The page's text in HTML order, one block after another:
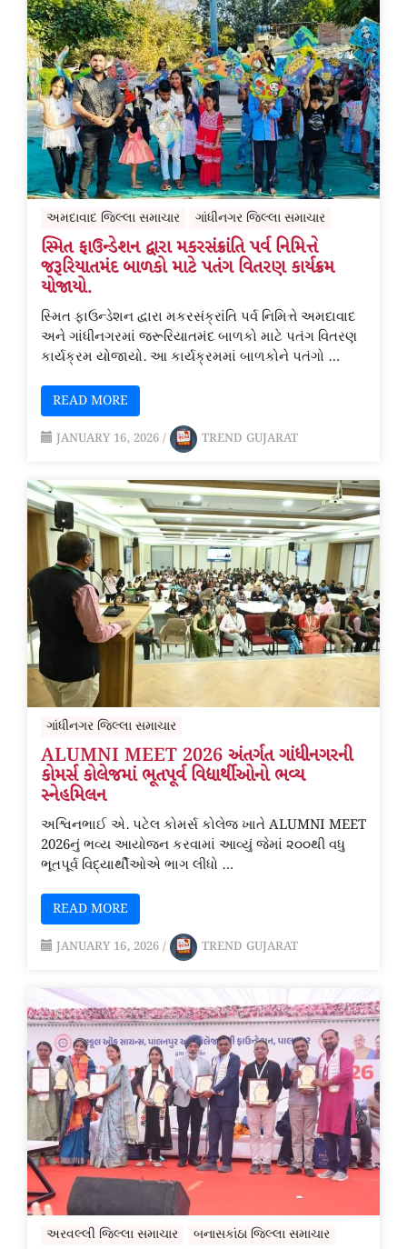
અમદાવાદ જિલ્લા સમાચાર ગાંધીનગર જિલ્લા સમાચાર
સ્મિત ફાઉન્ડેશન દ્વારા મકરસંક્રાંતિ પર્વ નિમિત્તે
જરૂરિયાતમંદ બાળકો માટે પતંગ વિતરણ કાર્યક્રમ
યોજાયો.
સ્મિત ફાઉન્ડેશન દ્વારા મકરસંક્રાંતિ પર્વ નિમિત્તે અમદાવાદ
અને ગાંધીનગરમાં જરૂરિયાતમંદ બાળકો માટે પતંગ વિતરણ
કાર્યક્રમ યોજાયો. આ કાર્યક્રમમાં બાળકોને પતંગો …
READ MORE
JANUARY 16, 2026 / TREND GUJARAT
ગાંધીનગર જિલ્લા સમાચાર
ALUMNI MEET 2026 અંતર્ગત ગાંધીનગરની
કોમર્સ કોલેજમાં ભૂતપૂર્વ વિદ્યાર્થીઓનો ભવ્ય
સ્નેહમિલન
અશ્વિનભાઈ એ. પટેલ કોમર્સ કોલેજ ખાતે ALUMNI MEET
2026નું ભવ્ય આયોજન કરવામાં આવ્યું જેમાં ૨૦૦થી વધુ
ભૂતપૂર્વ વિદ્યાર્થીઓએ ભાગ લીધો …
READ MORE
JANUARY 16, 2026 / TREND GUJARAT
અરવલ્લી જિલ્લા સમાચાર બનાસકાંઠા જિલ્લા સમાચાર